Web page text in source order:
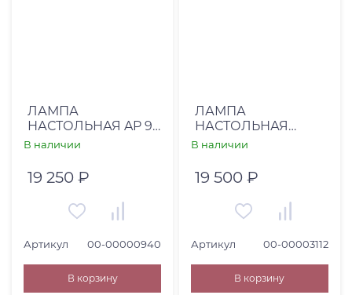
ЛАМПА
НАСТОЛЬНАЯ AP 91
(00-00000940)
В наличии
19 250 ₽
Артикул 00-00000940
В корзину
ЛАМПА
НАСТОЛЬНАЯ
ACCESSORIES (00-
В наличии
19 500 ₽
Артикул 00-00003112
В корзину